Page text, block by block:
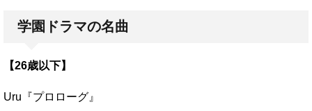
学園ドラマの名曲
【26歳以下】
Uru『プロローグ』